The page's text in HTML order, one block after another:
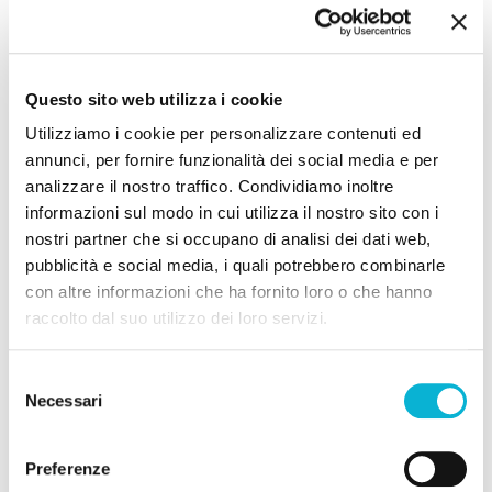
Questo sito web utilizza i cookie
Utilizziamo i cookie per personalizzare contenuti ed
annunci, per fornire funzionalità dei social media e per
analizzare il nostro traffico. Condividiamo inoltre
informazioni sul modo in cui utilizza il nostro sito con i
nostri partner che si occupano di analisi dei dati web,
pubblicità e social media, i quali potrebbero combinarle
con altre informazioni che ha fornito loro o che hanno
raccolto dal suo utilizzo dei loro servizi.
delNecessari
Preferenze
Dott. Alessandro Vinciguerra
Medico Otorinolaringoiatra
specialista in Otorinolaringoiatria e in Chirugia Cervico
La sua consulenza è tra l’altro necessaria per le patologie